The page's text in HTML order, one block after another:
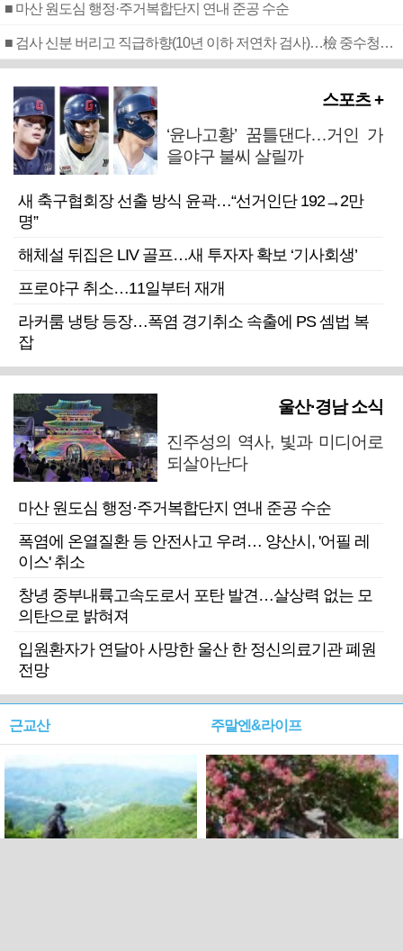
■ 마산 원도심 행정·주거복합단지 연내 준공 수순
■ 검사 신분 버리고 직급하향(10년 이하 저연차 검사)…檢 중수청행 기피
스포츠 +
‘윤나고황’ 꿈틀댄다…거인 가
을야구 불씨 살릴까
새 축구협회장 선출 방식 윤곽…“선거인단 192→2만
명”
해체설 뒤집은 LIV 골프…새 투자자 확보 ‘기사회생’
프로야구 취소…11일부터 재개
라커룸 냉탕 등장…폭염 경기취소 속출에 PS 셈법 복
잡
울산·경남 소식
진주성의 역사, 빛과 미디어로
되살아난다
마산 원도심 행정·주거복합단지 연내 준공 수순
폭염에 온열질환 등 안전사고 우려… 양산시, '어필 레
이스' 취소
창녕 중부내륙고속도로서 포탄 발견…살상력 없는 모
의탄으로 밝혀져
입원환자가 연달아 사망한 울산 한 정신의료기관 폐원
전망
근교산 주말엔&라이프